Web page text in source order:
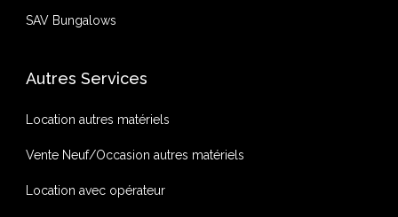
SAV Bungalows
Autres Services
Location autres matériels
Vente Neuf/Occasion autres matériels
Location avec opérateur